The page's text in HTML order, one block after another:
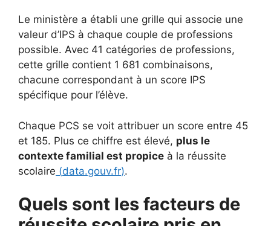
Le ministère a établi une grille qui associe une
valeur d’IPS à chaque couple de professions
possible. Avec 41 catégories de professions,
cette grille contient 1 681 combinaisons,
chacune correspondant à un score IPS
spécifique pour l’élève.
Chaque PCS se voit attribuer un score entre 45
et 185. Plus ce chiffre est élevé, plus le
contexte familial est propice à la réussite
scolaire (data.gouv.fr).
Quels sont les facteurs de